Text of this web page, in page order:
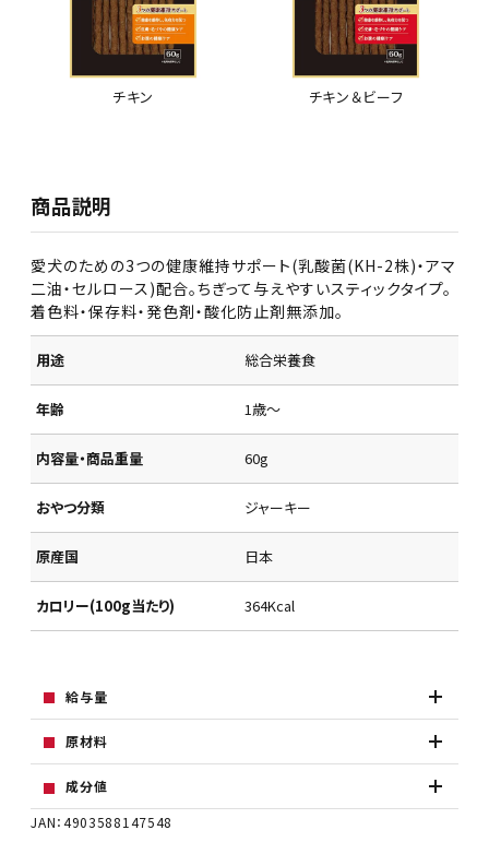
チキン チキン＆ビーフ
商品説明
愛犬のための3つの健康維持サポート(乳酸菌(KH-2株)・アマ
二油・セルロース)配合。ちぎって与えやすいスティックタイプ。
着色料・保存料・発色剤・酸化防止剤無添加。
用途 総合栄養食
年齢 1歳～
内容量・商品重量 60g
おやつ分類 ジャーキー
原産国 日本
カロリー(100g当たり) 364Kcal
給与量
原材料
成分値
JAN：4903588147548